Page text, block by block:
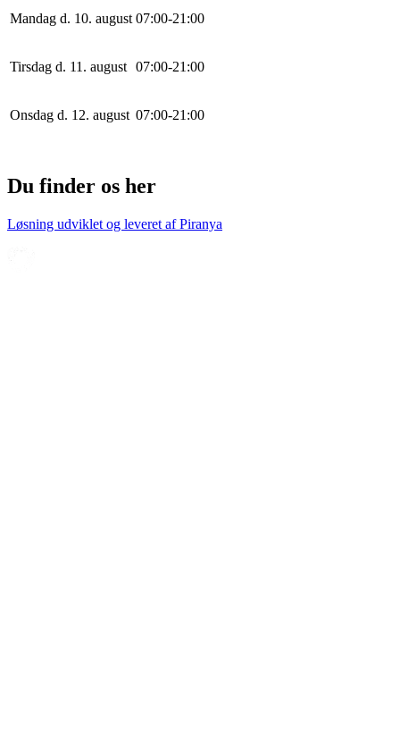
Mandag d. 10. august 07:00-21:00
Tirsdag d. 11. august 07:00-21:00
Onsdag d. 12. august 07:00-21:00
Du finder os her
Løsning udviklet og leveret afPiranya